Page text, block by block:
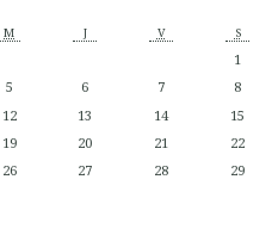
M J V S
1
5 6 7
8
12 13 14
15
19 20 21
22
26 27 28
29